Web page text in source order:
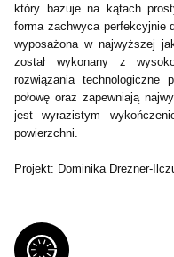
który bazuje na kątach
forma zachwyca perfekcyjnie
wyposażona w najwyższej
został wykonany z
rozwiązania technologiczne
połowę oraz zapewniają
jest wyrazistym
powierzchni.
Projekt: Dominika Drezner-